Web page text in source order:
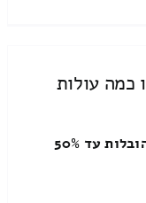
כמה עולות
הובלות עד 50%